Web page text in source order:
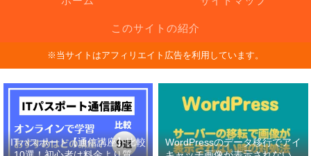
このサイトの紹介
※当サイトはアフィリエイト広告を利用しています。
ITパスポート【通信講座】比較
WordPressのデータ移行でアイ